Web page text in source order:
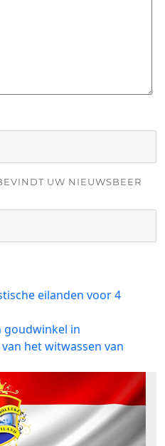
UW NIEUWSBEER
eilanden voor 4
goudwinkel in
het witwassen van